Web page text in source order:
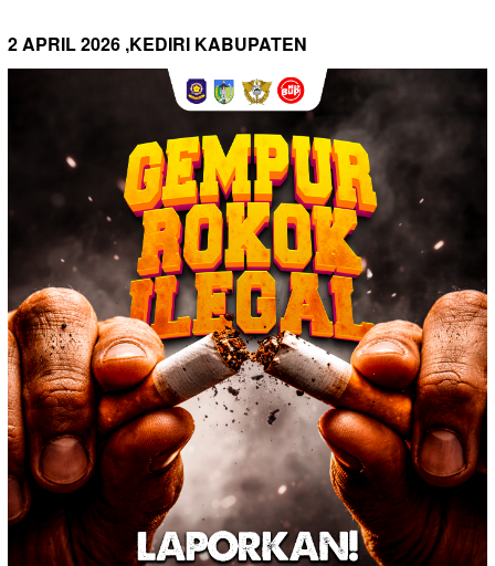
2 APRIL 2026 ,KEDIRI KABUPATEN